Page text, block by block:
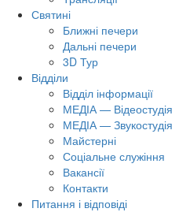
Святині
Ближні печери
Дальні печери
3D Тур
Відділи
Відділ інформації
МЕДІА — Відеостудія
МЕДІА — Звукостудія
Майстерні
Соціальне служіння
Вакансії
Контакти
Питання і відповіді